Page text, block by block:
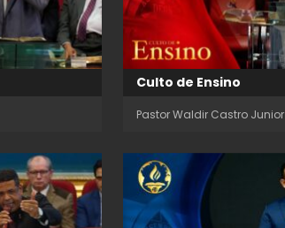
Culto de Ensino
Pastor Waldir Castro Junior